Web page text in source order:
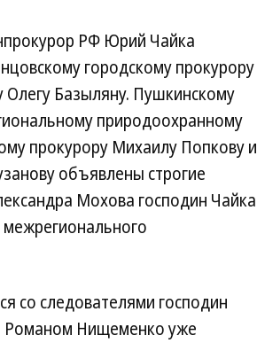
РФ Юрий Чайка
городскому прокурору
Базыляну. Пушкинскому
природоохранному
прокурору Михаилу Попкову и
объявлены строгие
Мохова господин Чайка
со следователями господин
Романом Нищеменко уже